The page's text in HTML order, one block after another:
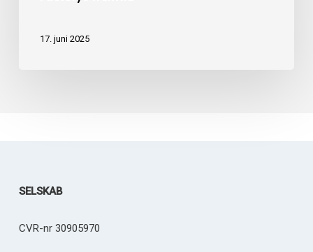
17. juni 2025
SELSKAB
CVR-nr 30905970